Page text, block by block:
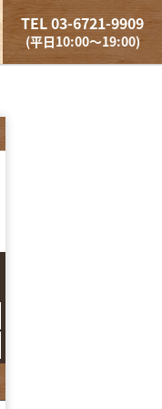
TEL 03-6721-9909
(平日10:00～19:00)